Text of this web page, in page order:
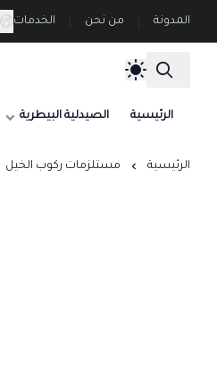
المدونة من نحن الخدمات
الرئيسية الصيدلية البيطرية
الرئيسية مستلزمات ركوب الخيل